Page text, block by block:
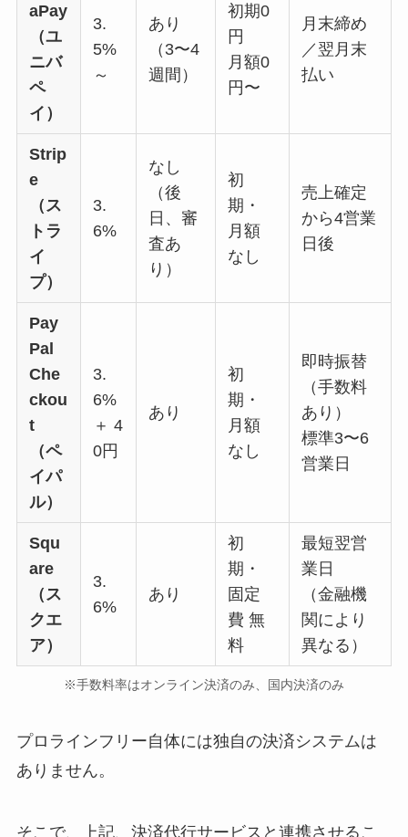
aPay
（ユ
ニバ
ペ
イ）
3.
5%
～
あり
（3〜4
週間）
初期0
円
月額0
円〜
月末締め
／翌月末
払い
Strip
e
（ス
トラ
イ
プ）
3.
6%
なし
（後
日、審
査あ
り）
初
期・
月額
なし
売上確定
から4営業
日後
Pay
Pal
Che
ckou
t
（ペ
イパ
ル）
3.
6%
＋ 4
0円
あり
初
期・
月額
なし
即時振替
（手数料
あり）
標準3〜6
営業日
Squ
are
（ス
クエ
ア）
3.
6%
あり
初
期・
固定
費 無
料
最短翌営
業日
（金融機
関により
異なる）
※手数料率はオンライン決済のみ、国内決済のみ
プロラインフリー自体には独自の決済システムは
ありません。
そこで、上記、決済代行サービスと連携させるこ